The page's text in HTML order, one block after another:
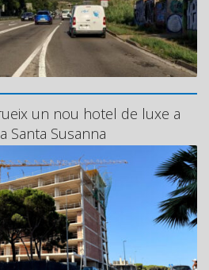
un nou hotel de luxe a
Santa Susanna